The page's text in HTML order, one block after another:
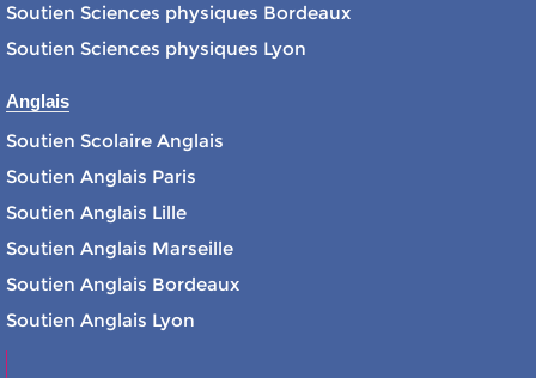
Soutien Sciences physiques Bordeaux
Soutien Sciences physiques Lyon
Anglais
Soutien Scolaire Anglais
Soutien Anglais Paris
Soutien Anglais Lille
Soutien Anglais Marseille
Soutien Anglais Bordeaux
Soutien Anglais Lyon